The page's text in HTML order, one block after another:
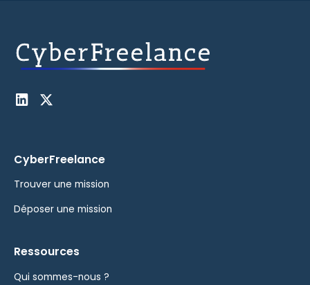
CyberFreelance
Trouver une mission
Déposer une mission
Ressources
Qui sommes-nous ?